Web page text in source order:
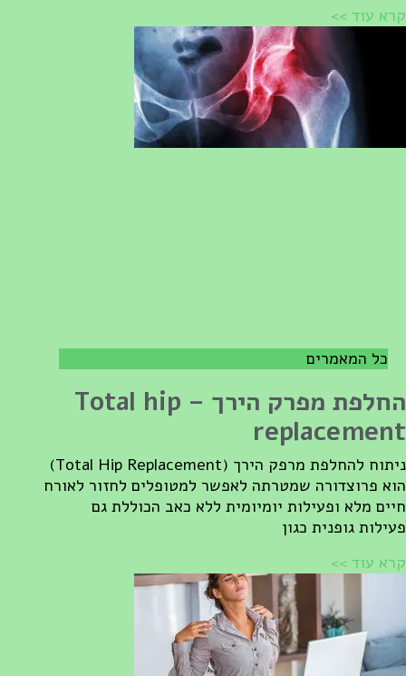
עוד >>
כל המאמרים
החלפת מפרק הירך – Total hip
ניתוח להחלפת מרפק הירך (Total Hip Replacement)
פרוצדורה שמטרתה לאפשר למטופלים לחזור לאורח
מלא ופעילות יומיומית ללא כאב הכוללת גם
גופנית כגון
עוד >>